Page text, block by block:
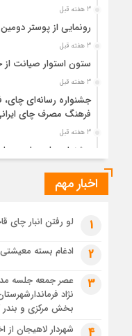
3 هفته قبل
رونمایی از پوستر
3 هفته قبل
ستون استوار صیانت
3 هفته قبل
جشنواره رسانه‌ای
فرهنگ مصرف چای
3 هفته قبل
جشنواره ملی چای،
1 ماه قبل
1 ماه قبل
رئوف
تصاویر هوایی مراسم
مراسم تشییع پیکر
اخبار مهم
1 لو رفتن انبار چای
2 ادغام بسته
3
عصر جمعه جلسه
نژاد
بخش مرکزی و بندر
شهردار لاهیجان